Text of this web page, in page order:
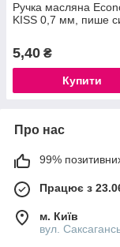
Ручка масляна
KISS 0,7 мм, пише
5,40 ₴
Купити
Про нас
99%
Працює з
м. Київ
вул.